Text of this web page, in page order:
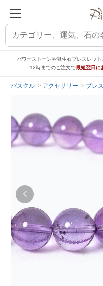
パワーストーンや誕生石ブレスレッ
12時までのご注文で最短翌日に
パスクル アクセサリー ブレ